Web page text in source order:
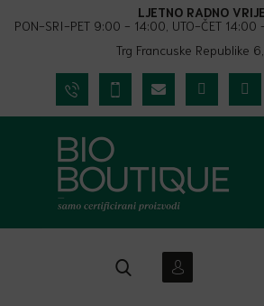
LJETNO RADNO
PON-SRI-PET 9:00 - 14:00, UTO-ČET 14:00
Trg Francuske Republike